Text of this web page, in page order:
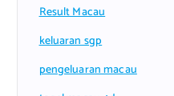
Result Macau
keluaran sgp
pengeluaran macau